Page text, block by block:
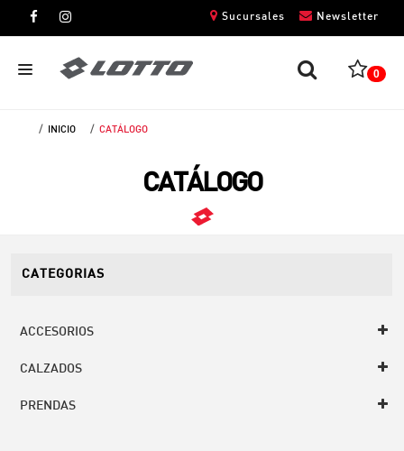
Newsletter
Sucursales
0
INICIO CATÁLOGO
CATÁLOGO
CATEGORIAS
ACCESORIOS
CALZADOS
PRENDAS